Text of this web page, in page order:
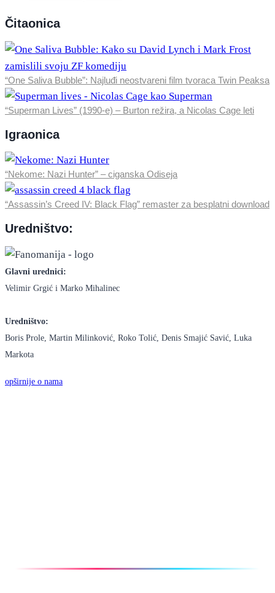
Čitaonica
“One Saliva Bubble”: Najluđi neostvareni film tvoraca Twin Peaksa
“Superman Lives” (1990-e) – Burton režira, a Nicolas Cage leti
Igraonica
“Nekome: Nazi Hunter” – ciganska Odiseja
“Assassin’s Creed IV: Black Flag” remaster za besplatni download
Uredništvo:
Glavni urednici:
Velimir Grgić i Marko Mihalinec
Uredništvo:
Boris Prole, Martin Milinković, Roko Tolić, Denis Smajić Savić, Luka
Markota
opširnije o nama